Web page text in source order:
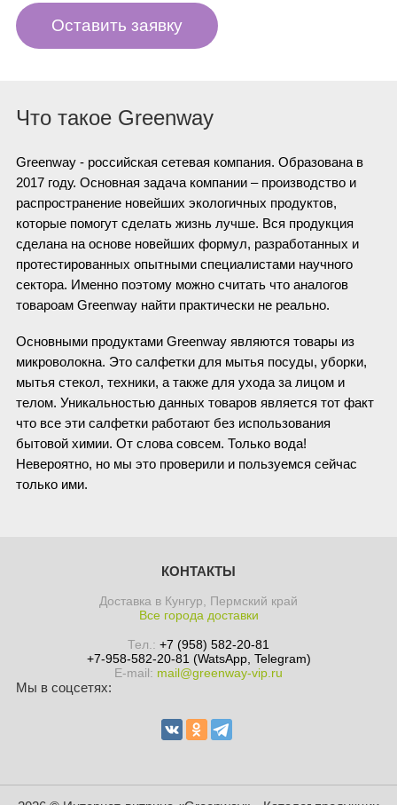
Оставить заявку
Что такое Greenway
Greenway - российская сетевая компания. Образована в
2017 году. Основная задача компании – производство и
распространение новейших экологичных продуктов,
которые помогут сделать жизнь лучше. Вся продукция
сделана на основе новейших формул, разработанных и
протестированных опытными специалистами научного
сектора. Именно поэтому можно считать что аналогов
товароам Greenway найти практически не реально.
Основными продуктами Greenway являются товары из
микроволокна. Это салфетки для мытья посуды, уборки,
мытья стекол, техники, а также для ухода за лицом и
телом. Уникальностью данных товаров является тот факт
что все эти салфетки работают без использования
бытовой химии. От слова совсем. Только вода!
Невероятно, но мы это проверили и пользуемся сейчас
только ими.
КОНТАКТЫ
Доставка в Кунгур, Пермский край
Все города доставки
Тел.: +7 (958) 582-20-81
+7-958-582-20-81 (WatsApp, Telegram)
E-mail: mail@greenway-vip.ru
Мы в соцсетях: